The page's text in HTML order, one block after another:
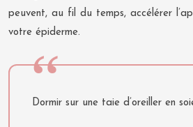
peuvent, au fil du temps, accélérer
votre épiderme.
Dormir sur une taie d’oreiller en